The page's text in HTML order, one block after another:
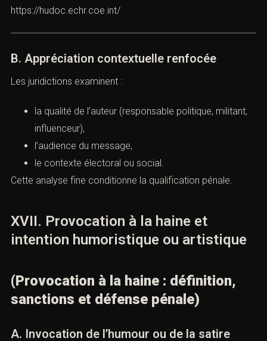
incitant à lahaineou à la
pénalement sanctionnables.
La Cour européenne des droits de l’homme rappelle que
la liberté d’expression ne protège pas les discours de
haine (CEDH, Erbakan c. Turquie, 6 juillet 2006) :
Les juridictions examinent :
influenceur),
le contexte électoral ou social.